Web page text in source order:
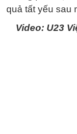
quả tất yếu sau
Video: U23